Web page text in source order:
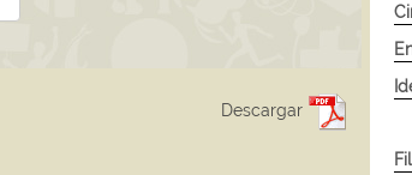
Descargar